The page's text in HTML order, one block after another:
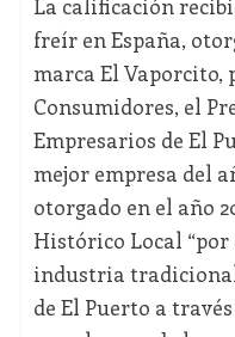
La calificación
freír en España,
marca El Vaporcito,
Consumidores, el
Empresarios de El
mejor empresa del
otorgado en el año
Histórico Local
industria
de El Puerto a